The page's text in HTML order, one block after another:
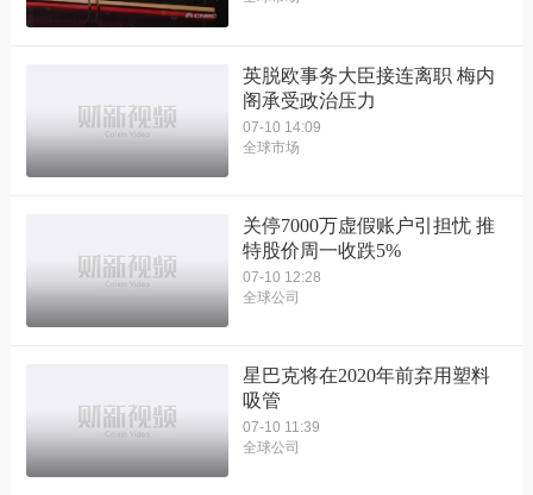
英脱欧事务大臣接连离职 梅内
阁承受政治压力
07-10 14:09
全球市场
关停7000万虚假账户引担忧 推
特股价周一收跌5%
07-10 12:28
全球公司
星巴克将在2020年前弃用塑料
吸管
07-10 11:39
全球公司